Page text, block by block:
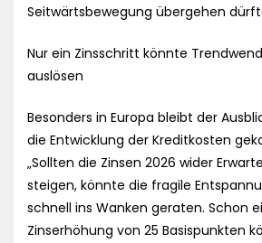
Seitwärtsbewegung übergehen
Nur ein Zinsschritt könnte
auslösen
Besonders in Europa bleibt der
die Entwicklung der Kreditkosten
„Sollten die Zinsen 2026 wider
steigen, könnte die fragile
schnell ins Wanken geraten. Schon
Zinserhöhung von 25 Basispunkten